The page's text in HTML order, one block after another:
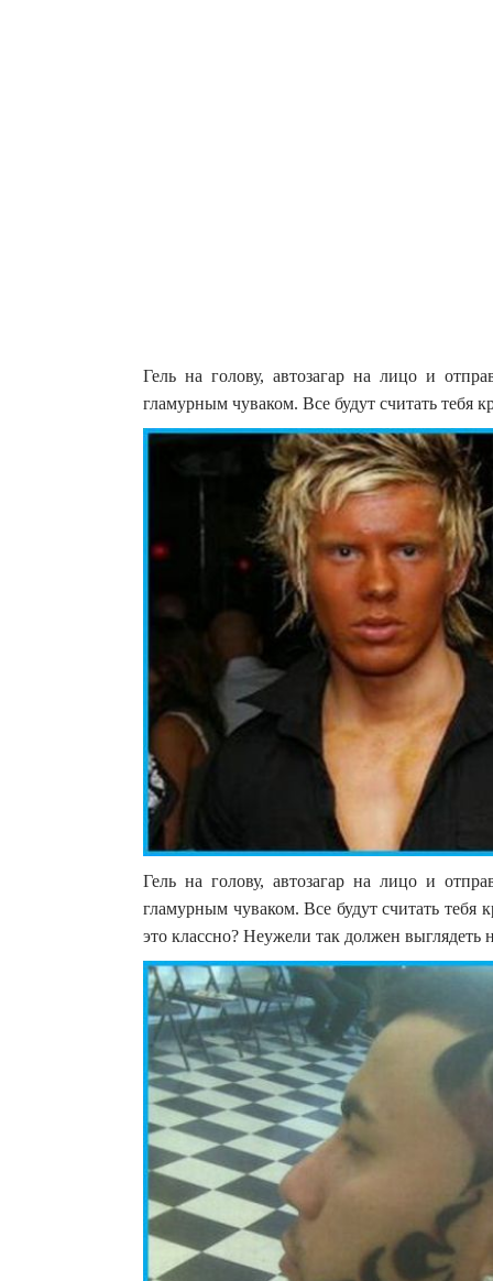
Гель на голову, автозагар на лицо и
гламурным чуваком. Все будут считать тебя
Гель на голову, автозагар на лицо и
гламурным чуваком. Все будут считать
это классно? Неужели так должен